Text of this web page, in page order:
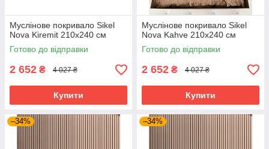
Муслінове покривало Sikel
Nova Kiremit 210х240 см
Готово до відправки
2 652 ₴ 4 027 ₴
Купити
Муслінове покривало Sikel
Nova Kahve 210х240 см
Готово до відправки
2 652 ₴ 4 027 ₴
Купити
–34% –34%